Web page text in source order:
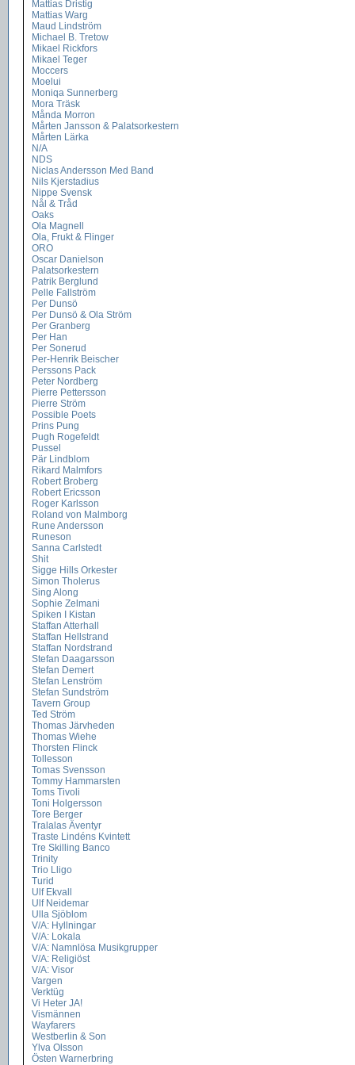
Mattias Dristig
Mattias Warg
Maud Lindström
Michael B. Tretow
Mikael Rickfors
Mikael Teger
Moccers
Moelui
Moniqa Sunnerberg
Mora Träsk
Månda Morron
Mårten Jansson & Palatsorkestern
Mårten Lärka
N/A
NDS
Niclas Andersson Med Band
Nils Kjerstadius
Nippe Svensk
Nål & Tråd
Oaks
Ola Magnell
Ola, Frukt & Flinger
ORO
Oscar Danielson
Palatsorkestern
Patrik Berglund
Pelle Fallström
Per Dunsö
Per Dunsö & Ola Ström
Per Granberg
Per Han
Per Sonerud
Per-Henrik Beischer
Perssons Pack
Peter Nordberg
Pierre Pettersson
Pierre Ström
Possible Poets
Prins Pung
Pugh Rogefeldt
Pussel
Pär Lindblom
Rikard Malmfors
Robert Broberg
Robert Ericsson
Roger Karlsson
Roland von Malmborg
Rune Andersson
Runeson
Sanna Carlstedt
Shit
Sigge Hills Orkester
Simon Tholerus
Sing Along
Sophie Zelmani
Spiken I Kistan
Staffan Atterhall
Staffan Hellstrand
Staffan Nordstrand
Stefan Daagarsson
Stefan Demert
Stefan Lenström
Stefan Sundström
Tavern Group
Ted Ström
Thomas Järvheden
Thomas Wiehe
Thorsten Flinck
Tollesson
Tomas Svensson
Tommy Hammarsten
Toms Tivoli
Toni Holgersson
Tore Berger
Tralalas Äventyr
Traste Lindéns Kvintett
Tre Skilling Banco
Trinity
Trio Lligo
Turid
Ulf Ekvall
Ulf Neidemar
Ulla Sjöblom
V/A: Hyllningar
V/A: Lokala
V/A: Namnlösa Musikgrupper
V/A: Religiöst
V/A: Visor
Vargen
Verktüg
Vi Heter JA!
Vismännen
Wayfarers
Westberlin & Son
Ylva Olsson
Östen Warnerbring